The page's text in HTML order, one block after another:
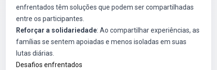
enfrentados têm soluções que podem ser compartilhadas
entre os participantes.
Reforçar a solidariedade: Ao compartilhar experiências, as
famílias se sentem apoiadas e menos isoladas em suas
lutas diárias.
Desafios enfrentados